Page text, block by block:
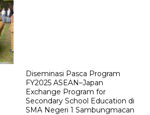
Diseminasi Pasca Program
FY2025 ASEAN–Japan
Exchange Program for
Secondary School Education di
SMA Negeri 1 Sambungmacan